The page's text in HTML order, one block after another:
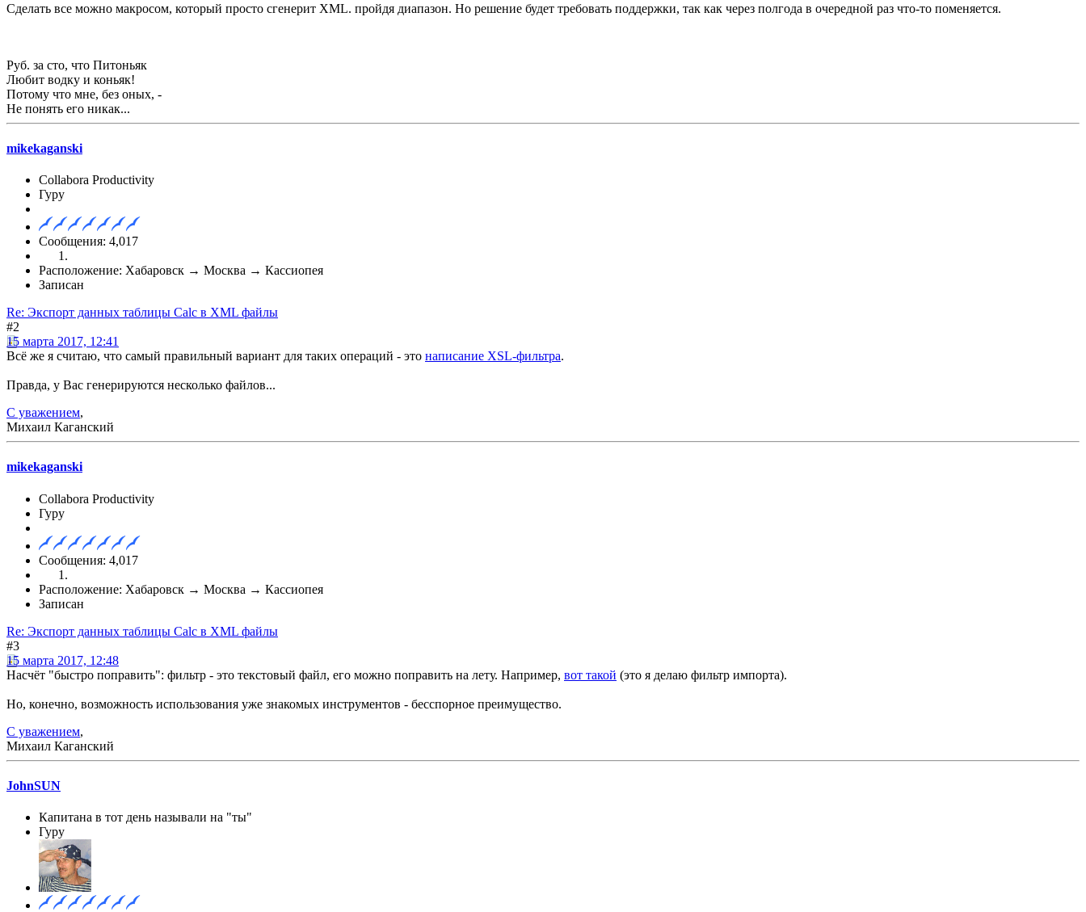
Сделать все можно макросом, который просто сгенерит XML. пройдя диапазон. Но решение будет требовать поддержки, так как через полгода в очередной раз что-то поменяется.
Руб. за сто, что Питоньяк
Любит водку и коньяк!
Потому что мне, без оных, -
Не понять его никак...
mikekaganski
Collabora Productivity
Гуру
Сообщения: 4,017
Расположение: Хабаровск → Москва → Кассиопея
Записан
Re: Экспорт данных таблицы Calc в XML файлы
#2
15 марта 2017, 12:41
Всё же я считаю, что самый правильный вариант для таких операций - это написание XSL-фильтра.
Правда, у Вас генерируются несколько файлов...
С уважением,
Михаил Каганский
mikekaganski
Collabora Productivity
Гуру
Сообщения: 4,017
Расположение: Хабаровск → Москва → Кассиопея
Записан
Re: Экспорт данных таблицы Calc в XML файлы
#3
15 марта 2017, 12:48
Насчёт "быстро поправить": фильтр - это текстовый файл, его можно поправить на лету. Например, вот такой (это я делаю фильтр импорта).
Но, конечно, возможность использования уже знакомых инструментов - бесспорное преимущество.
С уважением,
Михаил Каганский
JohnSUN
Капитана в тот день называли на "ты"
Гуру